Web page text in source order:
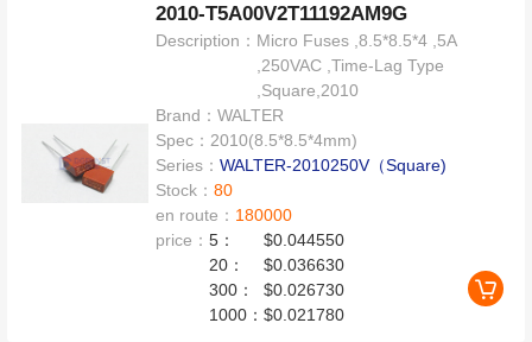
2010-T5A00V2T11192AM9G
Description： Micro Fuses ,8.5*8.5*4 ,5A
,250VAC ,Time-Lag Type
,Square,2010
Brand：WALTER
Spec： 2010(8.5*8.5*4mm)
Series：WALTER-2010250V（Square)
Stock：80
en route： 180000
price：5：
$0.044550
20：
$0.036630
300：
$0.026730
1000：$0.021780